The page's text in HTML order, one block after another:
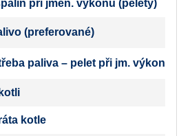
při jmen. výkonu (pelety)
(preferované)
paliva – pelet při jm. výkonu
kotle